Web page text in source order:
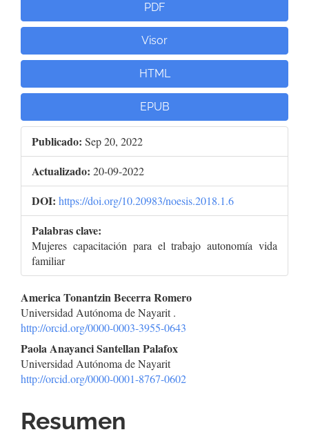
PDF
Visor
HTML
EPUB
Publicado: Sep 20, 2022
Actualizado: 20-09-2022
DOI: https://doi.org/10.20983/noesis.2018.1.6
Palabras clave:
Mujeres capacitación para el trabajo autonomía vida
familiar
Contenido
principal
del
artículo
America Tonantzin Becerra Romero
Universidad Autónoma de Nayarit .
http://orcid.org/0000-0003-3955-0643
Paola Anayanci Santellan Palafox
Universidad Autónoma de Nayarit
http://orcid.org/0000-0001-8767-0602
Resumen